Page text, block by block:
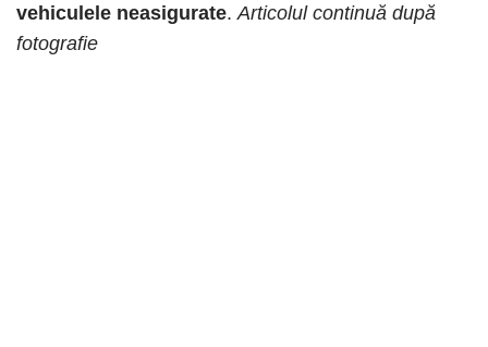
vehiculele neasigurate. Articolul continuă după
fotografie